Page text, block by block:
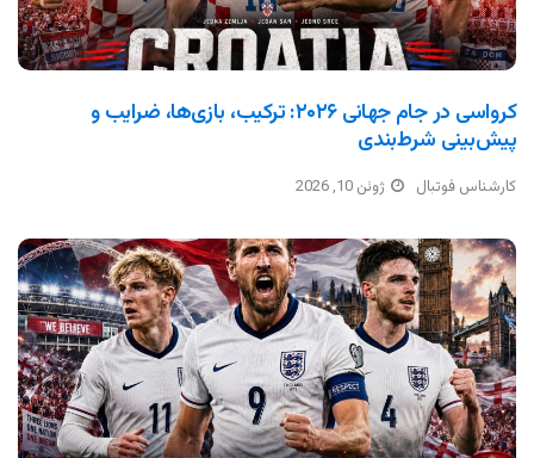
کرواسی در جام جهانی ۲۰۲۶: ترکیب، بازی‌ها، ضرایب و
پیش‌بینی شرط‌بندی
کارشناس فوتبال ژوئن 10, 2026